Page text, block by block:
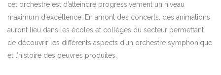
cet orchestre est d’atteindre progressivement un niveau
maximum d’excellence. En amont des concerts, des animations
auront lieu dans les écoles et collèges du secteur permettant
de découvrir les différents aspects d’un orchestre symphonique
et l’histoire des oeuvres produites.